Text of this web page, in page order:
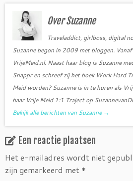
o e
r
Over Suzanne
Traveladdict, girlboss, digital
Suzanne begon in 2009 met bloggen.
VrijeMeid.nl. Naast haar blog is Suzanne
Snappr en schreef zij het boek Work Hard
Meid worden? Suzanne is in te huren als
haar Vrije Meid 1:1 Traject op
Bekijk alle berichten van Suzanne →
Een reactie plaatsen
Het e-mailadres wordt niet
zijn gemarkeerd met *